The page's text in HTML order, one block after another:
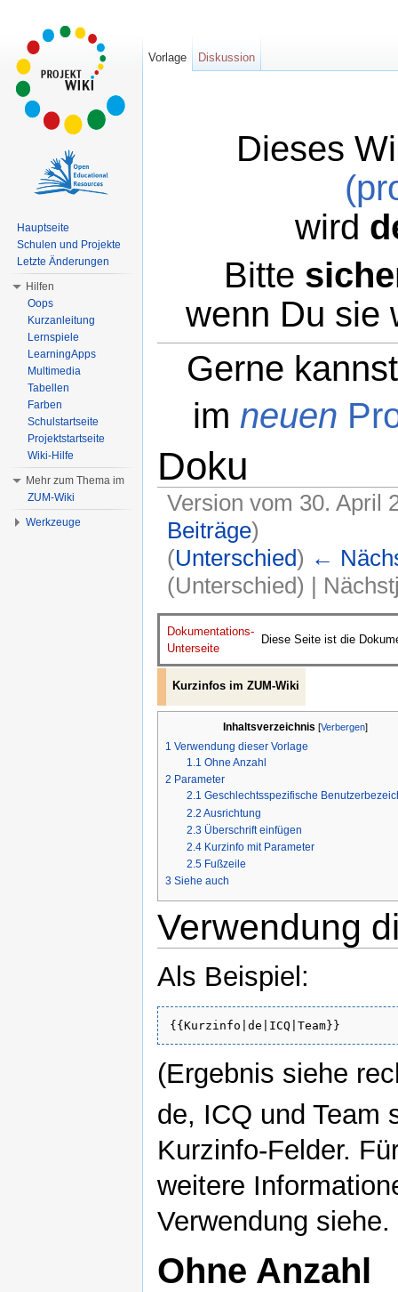
Dieses
wird
Bitte
wenn Du sie
Gerne
im neuen
Doku
Version vom 30. April
Beiträge)
(Unterschied) ←
(Unterschied) |
Dokumentations-
Unterseite
Diese Seite ist die
Kurzinfos im ZUM-Wiki
Inhaltsverzeichnis [Verbergen]
1 Verwendung dieser Vorlage
1.1 Ohne Anzahl
2 Parameter
2.1 Geschlechtsspezifische
2.2 Ausrichtung
2.3 Überschrift einfügen
2.4 Kurzinfo mit Parameter
2.5 Fußzeile
3 Siehe auch
Verwendung
Als Beispiel:
{{Kurzinfo|de|ICQ|Team}}
(Ergebnis siehe
de, ICQ und Team
Kurzinfo-Felder.
weitere
Verwendung siehe.
Ohne Anzahl
Vorlage Diskussion
Hauptseite
Schulen und Projekte
Letzte Änderungen
Hilfen
Oops
Kurzanleitung
Lernspiele
LearningApps
Multimedia
Tabellen
Farben
Schulstartseite
Projektstartseite
Wiki-Hilfe
Mehr zum Thema im
ZUM-Wiki
Werkzeuge